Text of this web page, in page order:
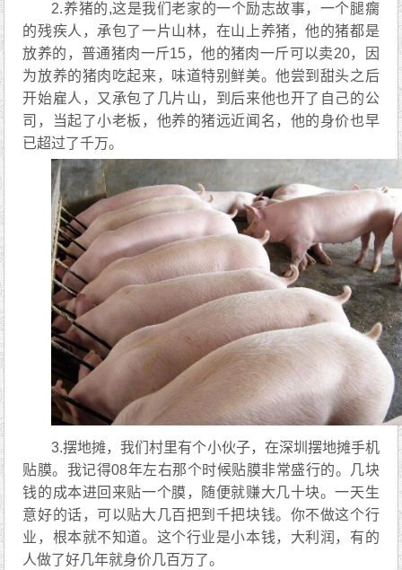
2.养猪的,这是我们老家的一个励志故事，一个腿瘸
的残疾人，承包了一片山林，在山上养猪，他的猪都是
放养的，普通猪肉一斤15，他的猪肉一斤可以卖20，因
为放养的猪肉吃起来，味道特别鲜美。他尝到甜头之后
开始雇人，又承包了几片山，到后来他也开了自己的公
司，当起了小老板，他养的猪远近闻名，他的身价也早
已超过了千万。
3.摆地摊，我们村里有个小伙子，在深圳摆地摊手机
贴膜。我记得08年左右那个时候贴膜非常盛行的。几块
钱的成本进回来贴一个膜，随便就赚大几十块。一天生
意好的话，可以贴大几百把到千把块钱。你不做这个行
业，根本就不知道。这个行业是小本钱，大利润，有的
人做了好几年就身价几百万了。